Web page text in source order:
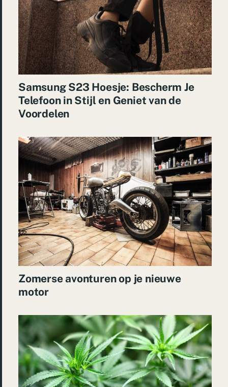
Samsung S23 Hoesje: Bescherm Je
Telefoon in Stijl en Geniet van de
Voordelen
Zomerse avonturen op je nieuwe
motor